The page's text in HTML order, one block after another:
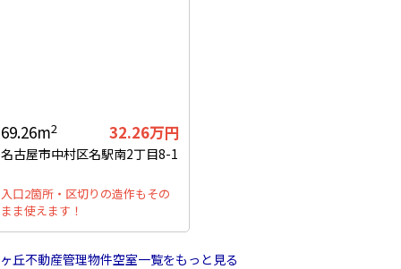
69.26m2 32.26万円
名古屋市中村区名駅南2丁目8-1
入口2箇所・区切りの造作もその
まま使えます！
丘不動産管理物件空室一覧をもっと見る